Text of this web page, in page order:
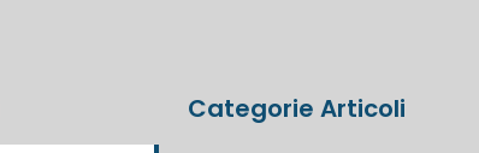
Categorie Articoli